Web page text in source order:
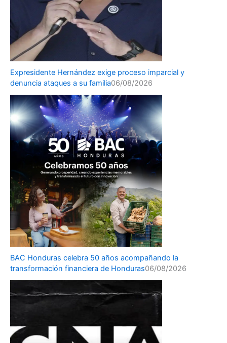
Expresidente Hernández exige proceso imparcial y
denuncia ataques a su familia06/08/2026
BAC Honduras celebra 50 años acompañando la
transformación financiera de Honduras06/08/2026